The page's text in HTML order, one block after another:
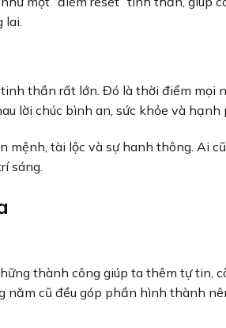
thần rất lớn. Đó là thời điểm mọi
lời chúc bình an, sức khỏe và hạnh
tài lộc và sự hanh thông. Ai
sáng.
thành công giúp ta thêm tự tin,
năm cũ đều góp phần hình thành